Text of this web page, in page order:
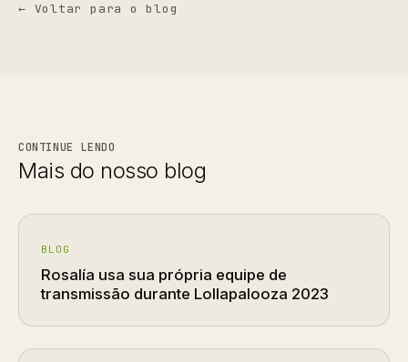
← Voltar para o blog
CONTINUE LENDO
Mais do nosso blog
BLOG
Rosalía usa sua própria equipe de
transmissão durante Lollapalooza 2023